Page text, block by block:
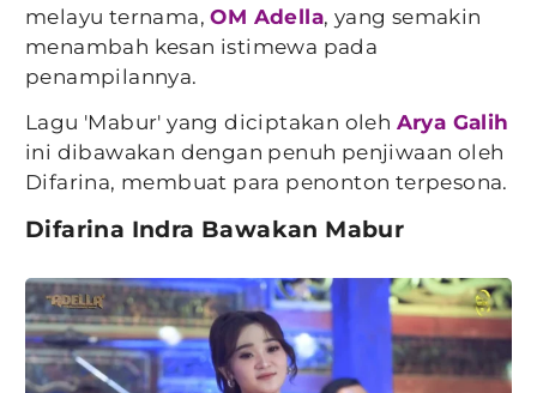
melayu ternama,OM Adella, yang semakin
menambah kesan istimewa pada
penampilannya.
Lagu 'Mabur' yang diciptakan oleh Arya Galih
ini dibawakan dengan penuh penjiwaan oleh
Difarina, membuat para penonton terpesona.
Difarina Indra Bawakan Mabur